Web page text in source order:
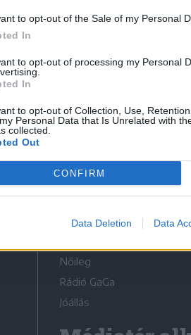
to opt-out of the Sale of my Personal
In
to opt-out of processing my Personal
In
to opt-out of Collection, Use,
Personal Data that Is Unrelated with
collected.
Out
CONFIRM
Data Deletion Data
Médiatér
Liget
Krónika
Bihari Napló
Erdélyi Napló
Nőileg
Rádió GaGa
Jóállás